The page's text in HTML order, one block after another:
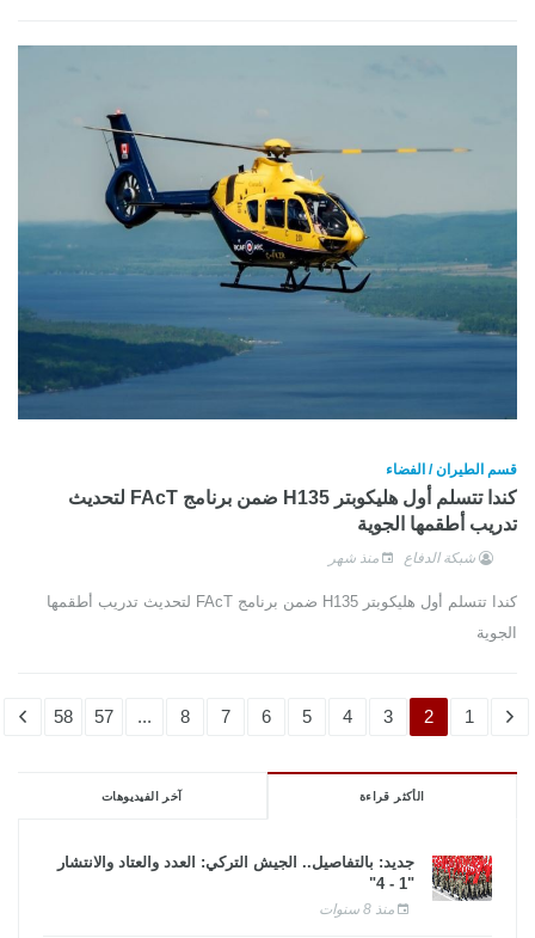
قسم الطيران / الفضاء
كندا تتسلم أول هليكوبتر H135 ضمن برنامج FAcT لتحديث
تدريب أطقمها الجوية
شبكة الدفاع منذ شهر
كندا تتسلم أول هليكوبتر H135 ضمن برنامج FAcT لتحديث تدريب أطقمها
الجوية
1
2
3
4
5
6
7
8
...
57
58
الأكثر قراءة آخر الفيديوهات
جديد: بالتفاصيل.. الجيش التركي: العدد والعتاد والانتشار
"1 - 4"
منذ 8 سنوات